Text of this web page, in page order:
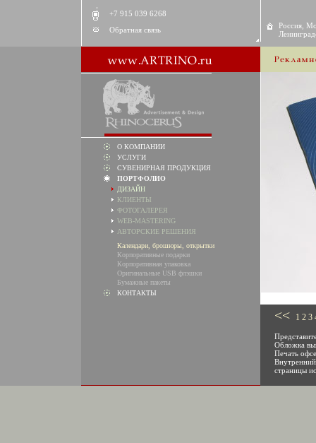
+7 915 039 6268
Обратная связь
Россия,
О КОМПАНИИ
УСЛУГИ
СУВЕНИРНАЯ ПРОДУКЦИЯ
ПОРТФОЛИО
ДИЗАЙН
КЛИЕНТЫ
ФОТОГАЛЕРЕЯ
WEB-MASTERING
АВТОРСКИЕ РЕШЕНИЯ
Календари, брошюры, открытки
Корпоративные подарки
Корпоративная упаковка
Оригинальные USB флэшки
Бумажные пакеты
КОНТАКТЫ
<< 1 2 3
Обложка
Печать
страницы